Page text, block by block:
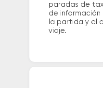
paradas de
de
la partida y el
viaje.